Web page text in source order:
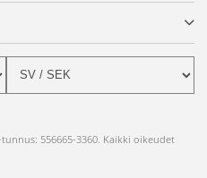
556665-3360. Kaikki oikeudet